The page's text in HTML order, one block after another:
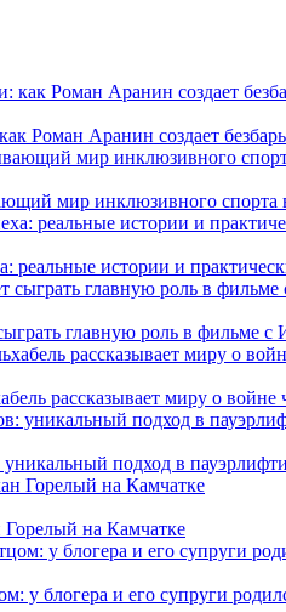
Роман Аранин создает
мир инклюзивного спорта
реальные истории и
главную роль в фильме
рассказывает миру о войне
подход в
Горелый на Камчатке
у блогера и его супруги